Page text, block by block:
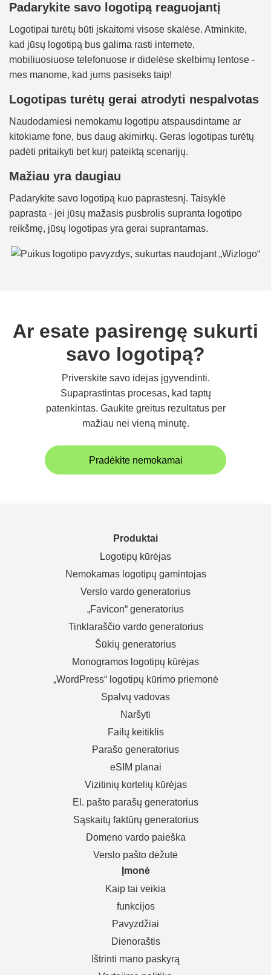
Padarykite savo logotipą reaguojantį
Logotipai turėtų būti įskaitomi visose skalėse. Atminkite,
kad jūsų logotipą bus galima rasti internete,
mobiliuosiuose telefonuose ir didelėse skelbimų lentose -
mes manome, kad jums pasiseks taip!
Logotipas turėtų gerai atrodyti nespalvotas
Naudodamiesi nemokamu logotipu atspausdintame ar
kitokiame fone, bus daug akimirkų. Geras logotipas turėtų
padėti pritaikyti bet kurį pateiktą scenarijų.
Mažiau yra daugiau
Padarykite savo logotipą kuo paprastesnį. Taisyklė
paprasta - jei jūsų mažasis pusbrolis supranta logotipo
reikšmę, jūsų logotipas yra gerai suprantamas.
Ar esate pasirengę sukurti
savo logotipą?
Priverskite savo idėjas įgyvendinti.
Supaprastintas procesas, kad taptų
patenkintas. Gaukite greitus rezultatus per
mažiau nei vieną minutę.
Pradėkite nemokamai
Produktai
Logotipų kūrėjas
Nemokamas logotipų gamintojas
Verslo vardo generatorius
„Favicon“ generatorius
Tinklaraščio vardo generatorius
Šūkių generatorius
Monogramos logotipų kūrėjas
„WordPress“ logotipų kūrimo priemonė
Spalvų vadovas
Naršyti
Failų keitiklis
Parašo generatorius
eSIM planai
Vizitinių kortelių kūrėjas
El. pašto parašų generatorius
Sąskaitų faktūrų generatorius
Domeno vardo paieška
Verslo pašto dėžutė
Įmonė
Kaip tai veikia
funkcijos
Pavyzdžiai
Dienoraštis
Ištrinti mano paskyrą